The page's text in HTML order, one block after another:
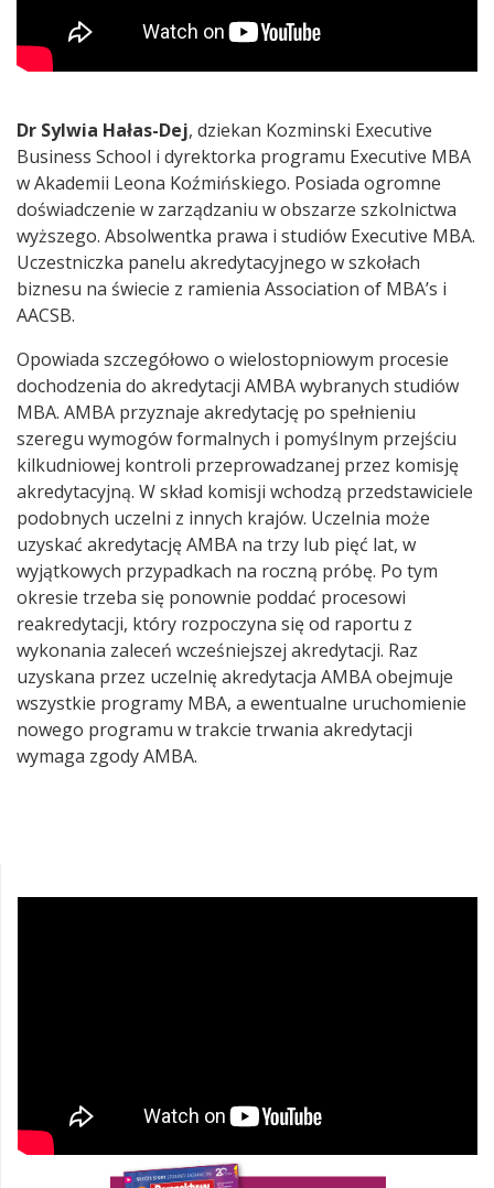
Dr Sylwia Hałas-Dej, dziekan Kozminski Executive
Business School i dyrektorka programu Executive MBA
w Akademii Leona Koźmińskiego. Posiada ogromne
doświadczenie w zarządzaniu w obszarze szkolnictwa
wyższego. Absolwentka prawa i studiów Executive MBA.
Uczestniczka panelu akredytacyjnego w szkołach
biznesu na świecie z ramienia Association of MBA’s i
AACSB.
Opowiada szczegółowo o wielostopniowym procesie
dochodzenia do akredytacji AMBA wybranych studiów
MBA. AMBA przyznaje akredytację po spełnieniu
szeregu wymogów formalnych i pomyślnym przejściu
kilkudniowej kontroli przeprowadzanej przez komisję
akredytacyjną. W skład komisji wchodzą przedstawiciele
podobnych uczelni z innych krajów. Uczelnia może
uzyskać akredytację AMBA na trzy lub pięć lat, w
wyjątkowych przypadkach na roczną próbę. Po tym
okresie trzeba się ponownie poddać procesowi
reakredytacji, który rozpoczyna się od raportu z
wykonania zaleceń wcześniejszej akredytacji. Raz
uzyskana przez uczelnię akredytacja AMBA obejmuje
wszystkie programy MBA, a ewentualne uruchomienie
nowego programu w trakcie trwania akredytacji
wymaga zgody AMBA.